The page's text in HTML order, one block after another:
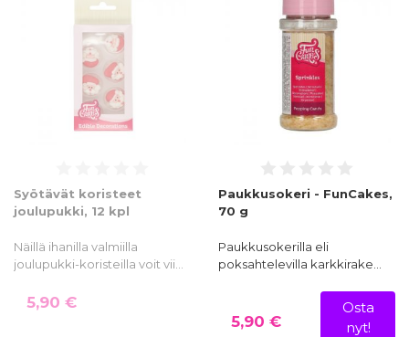
Syötävät koristeet
joulupukki, 12 kpl
Näillä ihanilla valmiilla
joulupukki-koristeilla voit vii…
5,90 €
Paukkusokeri - FunCakes,
70 g
Paukkusokerilla eli
poksahtelevilla karkkirake…
5,90 €
Osta
nyt!